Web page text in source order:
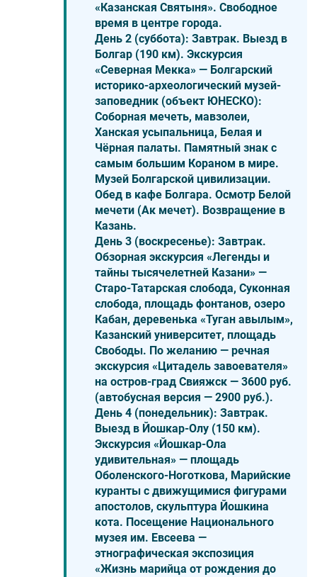
«Казанская Святыня». Свободное
время в центре города.
День 2 (суббота): Завтрак. Выезд в
Болгар (190 км). Экскурсия
«Северная Мекка» — Болгарский
историко-археологический музей-
заповедник (объект ЮНЕСКО):
Соборная мечеть, мавзолеи,
Ханская усыпальница, Белая и
Чёрная палаты. Памятный знак с
самым большим Кораном в мире.
Музей Болгарской цивилизации.
Обед в кафе Болгара. Осмотр Белой
мечети (Ак мечет). Возвращение в
Казань.
День 3 (воскресенье): Завтрак.
Обзорная экскурсия «Легенды и
тайны тысячелетней Казани» —
Старо-Татарская слобода, Суконная
слобода, площадь фонтанов, озеро
Кабан, деревенька «Туган авылым»,
Казанский университет, площадь
Свободы. По желанию — речная
экскурсия «Цитадель завоевателя»
на остров-град Свияжск — 3600 руб.
(автобусная версия — 2900 руб.).
День 4 (понедельник): Завтрак.
Выезд в Йошкар-Олу (150 км).
Экскурсия «Йошкар-Ола
удивительная» — площадь
Оболенского-Ноготкова, Марийские
куранты с движущимися фигурами
апостолов, скульптура Йошкина
кота. Посещение Национального
музея им. Евсеева —
этнографическая экспозиция
«Жизнь марийца от рождения до